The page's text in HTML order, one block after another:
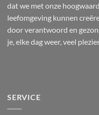
dat we met onze
leefomgeving kunnen
door verantwoord en
je, elke dag weer, veel
SERVICE